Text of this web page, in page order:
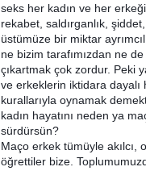
seks her kadın ve her
rekabet, saldırganlık,
üstümüze bir miktar
ne bizim tarafımızdan ne
çıkartmak çok zordur. Peki
ve erkeklerin iktidara dayalı
kurallarıyla oynamak
kadın hayatını neden ya
sürdürsün?
Maço erkek tümüyle akılcı,
öğrettiler bize.